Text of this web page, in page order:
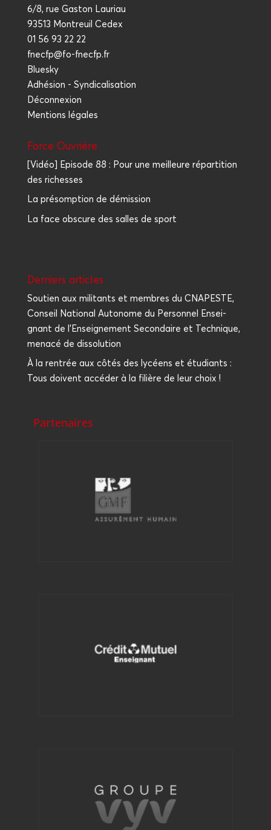
6/8, rue Gaston Lauriau
93513 Montreuil Cedex
01 56 93 22 22
fnecfp@fo-fnecfp.fr
Bluesky
Adhésion - Syndicalisation
Déconnexion
Mentions légales
Force Ouvrière
[Vidéo] Episode 88 : Pour une meilleure répartition
des richesses
La présomption de démission
La face obscure des salles de sport
Der­niers articles
Sou­tien aux mili­tants et membres du CNAPESTE,
Conseil Natio­nal Auto­nome du Per­son­nel Ensei­
gnant de l’Enseignement Secon­daire et Tech­nique,
mena­cé de dissolution
À la ren­trée aux côtés des lycéens et étu­diants :
Tous doivent accé­der à la filière de leur choix !
Partenaires